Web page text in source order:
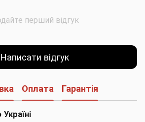
перший відгук
Написати відгук
Оплата Гарантія